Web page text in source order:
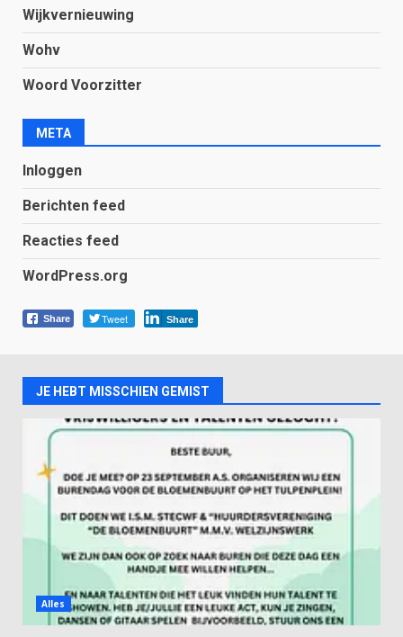
Wijkvernieuwing
Wohv
Woord Voorzitter
META
Inloggen
Berichten feed
Reacties feed
WordPress.org
Share Tweet Share
JE HEBT MISSCHIEN GEMIST
Alles